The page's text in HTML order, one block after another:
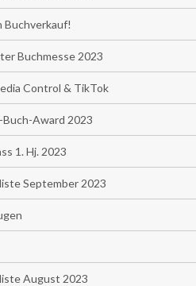
Buchverkauf!
Buchmesse 2023
Control & TikTok
Award 2023
1. Hj. 2023
September 2023
August 2023